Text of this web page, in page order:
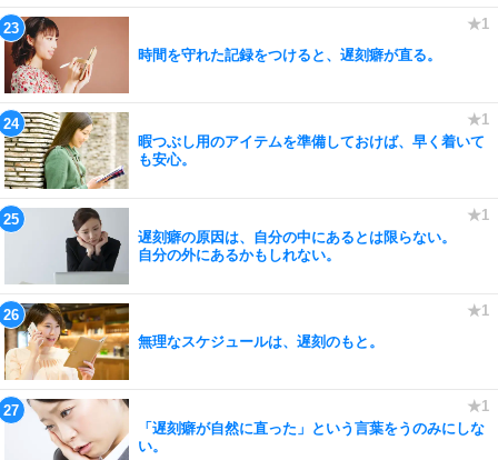
時間を守れた記録をつけると、遅刻癖が直る。
暇つぶし用のアイテムを準備しておけば、早く着いて
も安心。
遅刻癖の原因は、自分の中にあるとは限らない。
自分の外にあるかもしれない。
無理なスケジュールは、遅刻のもと。
「遅刻癖が自然に直った」という言葉をうのみにしな
い。